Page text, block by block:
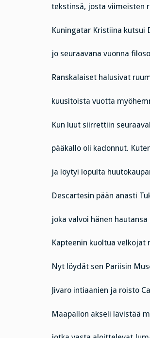
tekstinsä, josta viimeisten
Kuningatar Kristiina kutsui
jo seuraavana vuonna
Ranskalaiset halusivat
kuusitoista vuotta
Kun luut siirrettiin
pääkallo oli kadonnut.
ja löytyi lopulta
Descartesin pään anasti
joka valvoi hänen
Kapteenin kuoltua
Nyt löydät sen Pariisin
Jivaro intiaanien ja roisto
Maapallon akseli lävistää